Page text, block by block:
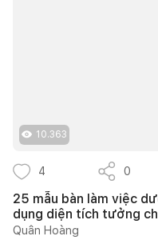
10.363
4 0
25 mẫu bàn làm việc
dụng diện tích tưởng
Quân Hoàng